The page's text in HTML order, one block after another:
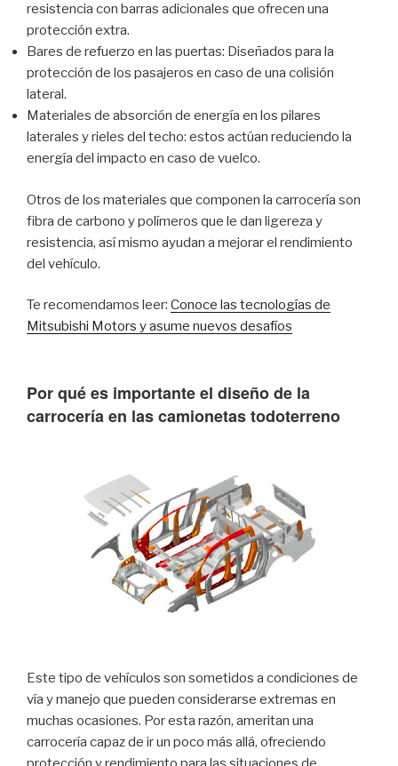
resistencia con barras adicionales que ofrecen una
protección extra.
Bares de refuerzo en las puertas: Diseñados para la
protección de los pasajeros en caso de una colisión
lateral.
Materiales de absorción de energía en los pilares
laterales y rieles del techo: estos actúan reduciendo la
energía del impacto en caso de vuelco.
Otros de los materiales que componen la carrocería son
fibra de carbono y polímeros que le dan ligereza y
resistencia, así mismo ayudan a mejorar el rendimiento
del vehículo.
Te recomendamos leer: Conoce las tecnologías de
Mitsubishi Motors y asume nuevos desafíos
Por qué es importante el diseño de la
carrocería en las camionetas todoterreno
Este tipo de vehículos son sometidos a condiciones de
vía y manejo que pueden considerarse extremas en
muchas ocasiones. Por esta razón, ameritan una
carrocería capaz de ir un poco más allá, ofreciendo